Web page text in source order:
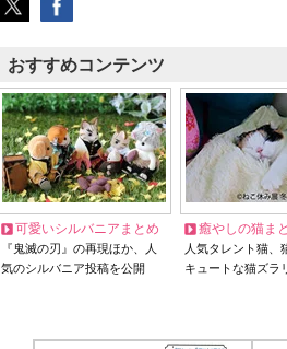
おすすめコンテンツ
可愛いシルバニアまとめ
『鬼滅の刃』の再現ほか、人
気のシルバニア投稿を公開
癒やしの猫ま
人気タレント猫
キュートな猫ズラ